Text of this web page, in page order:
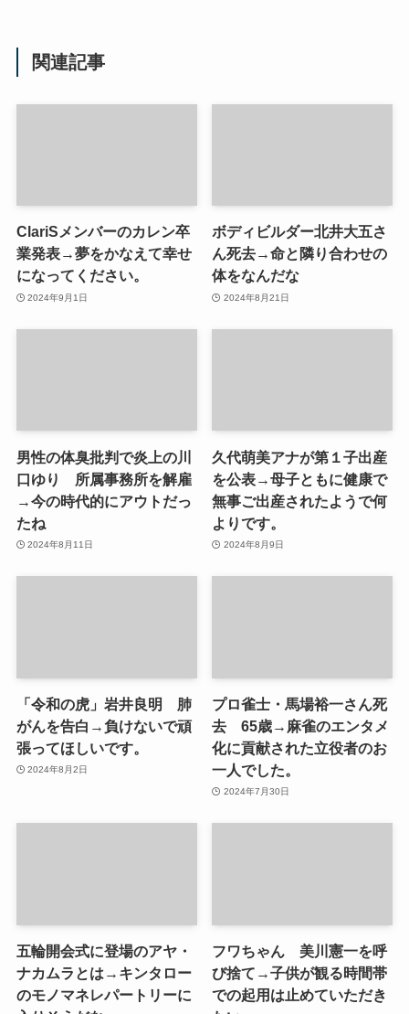
関連記事
ClariSメンバーのカレン卒
業発表→夢をかなえて幸せ
になってください。
2024年9月1日
ボディビルダー北井大五さ
ん死去→命と隣り合わせの
体をなんだな
2024年8月21日
男性の体臭批判で炎上の川
口ゆり 所属事務所を解雇
→今の時代的にアウトだっ
たね
2024年8月11日
久代萌美アナが第１子出産
を公表→母子ともに健康で
無事ご出産されたようで何
よりです。
2024年8月9日
「令和の虎」岩井良明 肺
がんを告白→負けないで頑
張ってほしいです。
2024年8月2日
プロ雀士・馬場裕一さん死
去 65歳→麻雀のエンタメ
化に貢献された立役者のお
一人でした。
2024年7月30日
五輪開会式に登場のアヤ・
ナカムラとは→キンタロー
のモノマネレパートリーに
フワちゃん 美川憲一を呼
び捨て→子供が観る時間帯
での起用は止めていただき